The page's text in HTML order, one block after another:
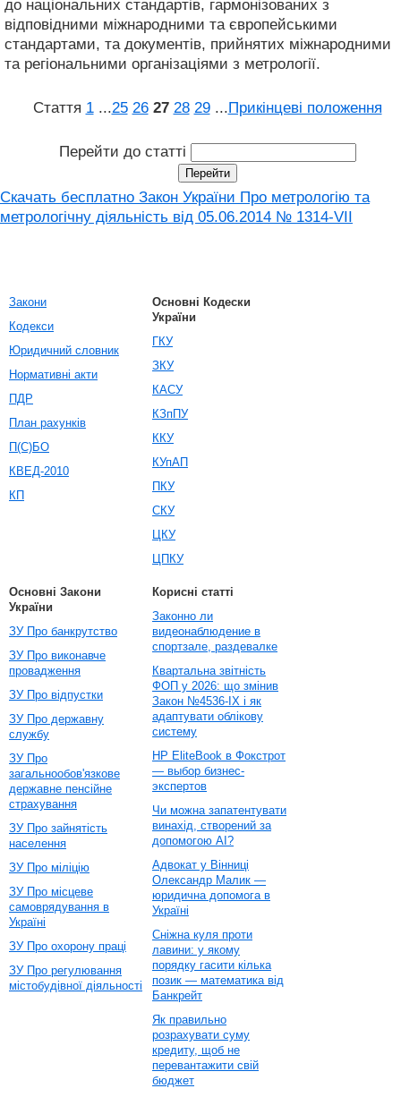
до національних стандартів, гармонізованих з
відповідними міжнародними та європейськими
стандартами, та документів, прийнятих міжнародними
та регіональними організаціями з метрології.
Стаття 1 ...25 26 27 28 29 ...Прикінцеві положення
Перейти до статті
Скачать бесплатно Закон України Про метрологію та
метрологічну діяльність від 05.06.2014 № 1314-VII
Закони
Кодекси
Юридичний словник
Нормативні акти
ПДР
План рахунків
П(С)БО
КВЕД-2010
КП
Основні Кодески
України
ГКУ
ЗКУ
КАСУ
КЗпПУ
ККУ
КУпАП
ПКУ
СКУ
ЦКУ
ЦПКУ
Основні Закони
України
ЗУ Про банкрутство
ЗУ Про виконавче
провадження
ЗУ Про відпустки
ЗУ Про державну
службу
ЗУ Про
загальнообов'язкове
державне пенсійне
страхування
ЗУ Про зайнятість
населення
ЗУ Про міліцію
ЗУ Про місцеве
самоврядування в
Україні
ЗУ Про охорону праці
ЗУ Про регулювання
містобудівної діяльності
Корисні статті
Законно ли
видеонаблюдение в
спортзале, раздевалке
Квартальна звітність
ФОП у 2026: що змінив
Закон №4536-IX і як
адаптувати облікову
систему
HP EliteBook в Фокстрот
— выбор бизнес-
экспертов
Чи можна запатентувати
винахід, створений за
допомогою AI?
Адвокат у Вінниці
Олександр Малик —
юридична допомога в
Україні
Сніжна куля проти
лавини: у якому
порядку гасити кілька
позик — математика від
Банкрейт
Як правильно
розрахувати суму
кредиту, щоб не
перевантажити свій
бюджет